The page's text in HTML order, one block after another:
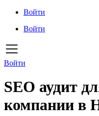
Войти
Войти
Войти
SEO аудит
компании в